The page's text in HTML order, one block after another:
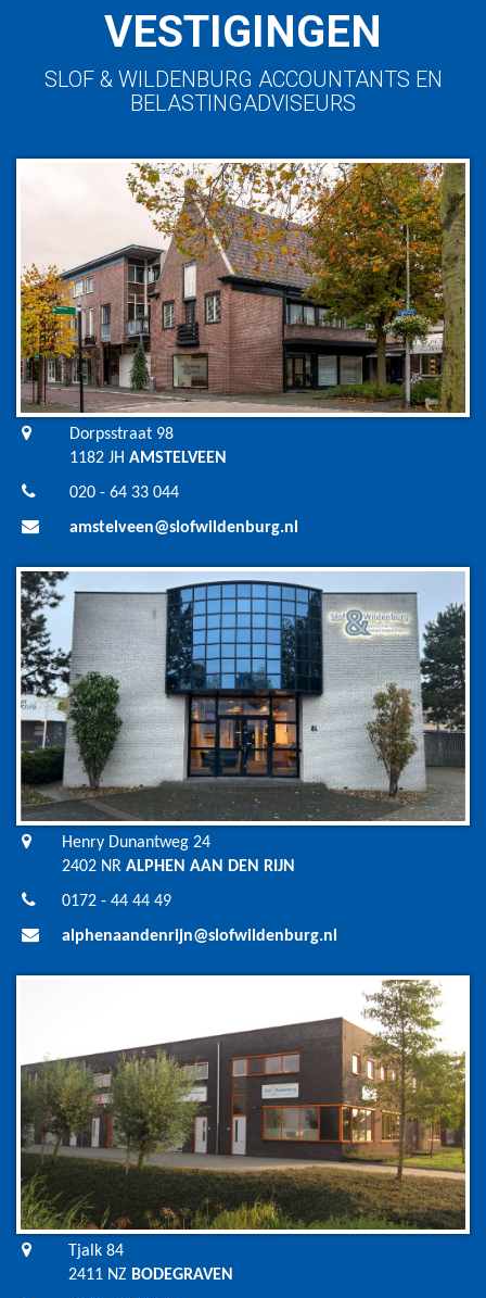
VESTIGINGEN
SLOF & WILDENBURG ACCOUNTANTS EN
BELASTINGADVISEURS
Dorpsstraat 98
1182 JH AMSTELVEEN
020 - 64 33 044
amstelveen@slofwildenburg.nl
Henry Dunantweg 24
2402 NR ALPHEN AAN DEN RIJN
0172 - 44 44 49
alphenaandenrijn@slofwildenburg.nl
Tjalk 84
2411 NZ BODEGRAVEN